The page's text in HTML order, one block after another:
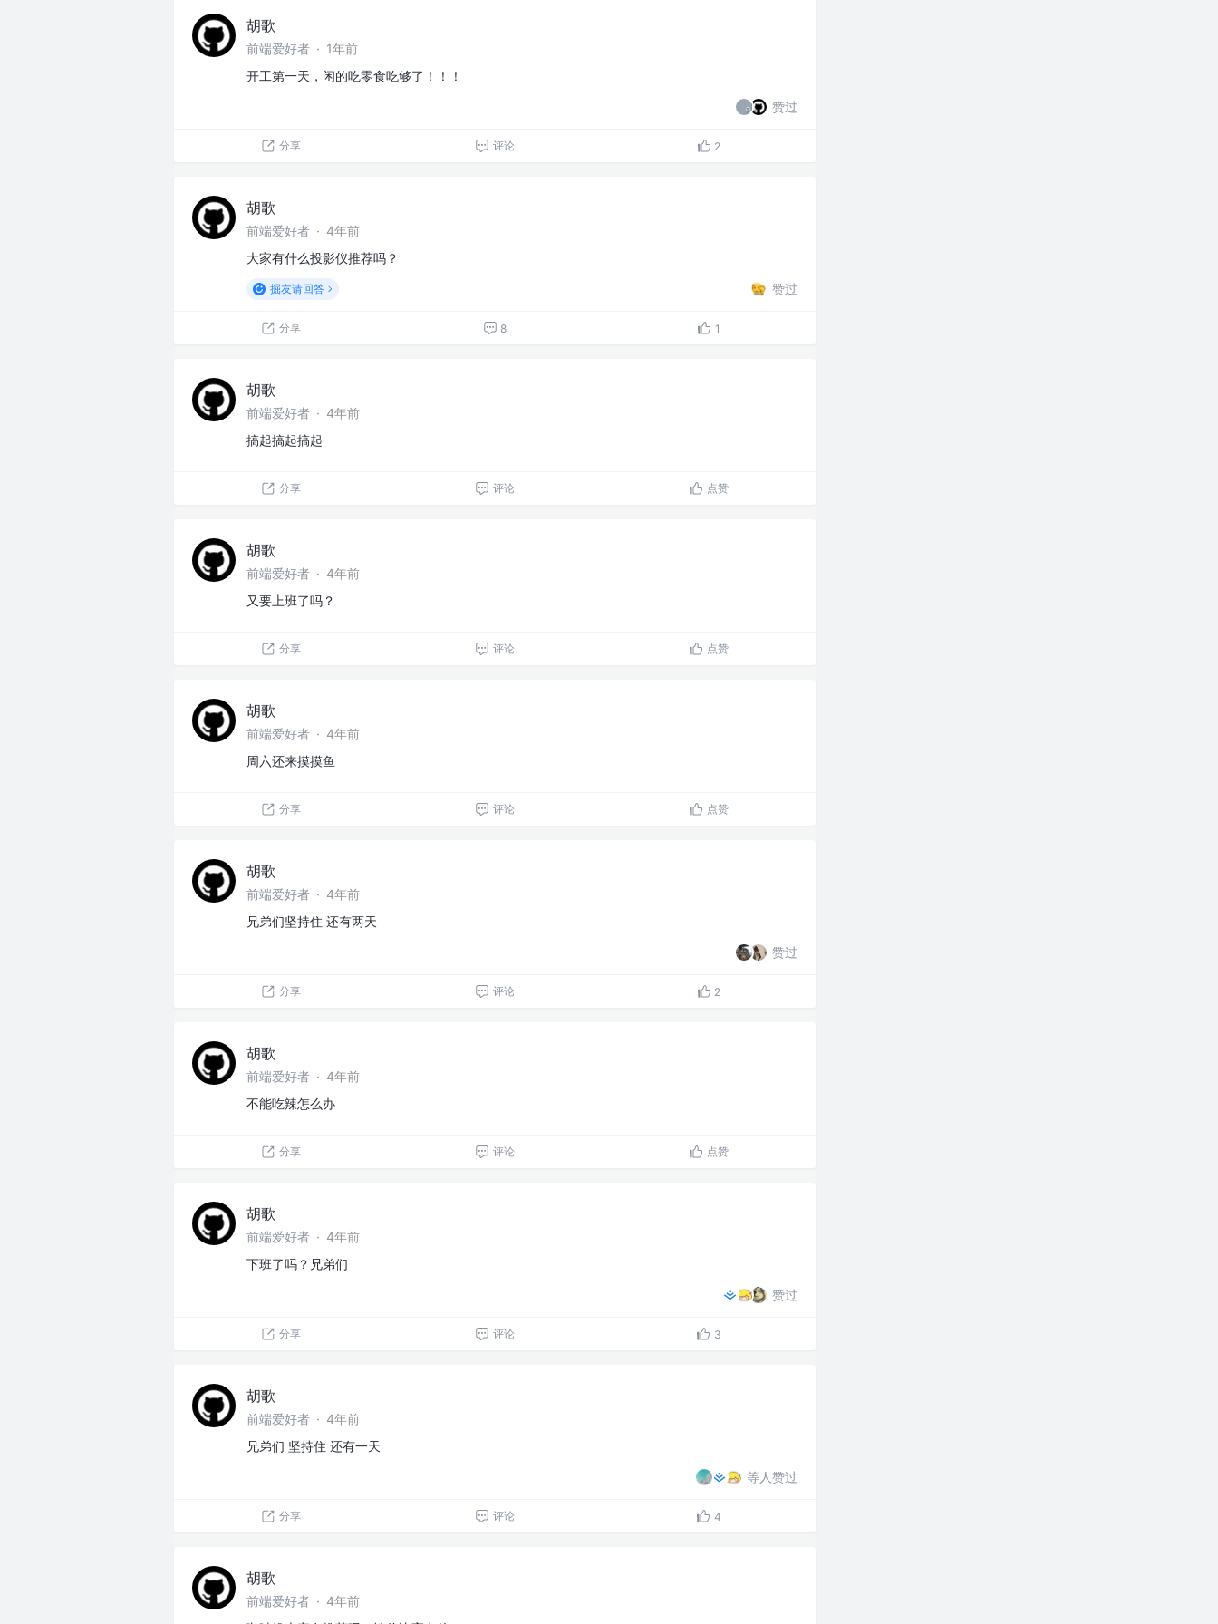
胡歌
前端爱好者 · 1年前
开工第一天，闲的吃零食吃够了！！！
赞过
分享 评论 2
胡歌
前端爱好者 · 4年前
大家有什么投影仪推荐吗？
掘友请回答 赞过
分享 8 1
胡歌
前端爱好者 · 4年前
搞起搞起搞起
分享 评论 点赞
胡歌
前端爱好者 · 4年前
又要上班了吗？
分享 评论 点赞
胡歌
前端爱好者 · 4年前
周六还来摸摸鱼
分享 评论 点赞
胡歌
前端爱好者 · 4年前
兄弟们坚持住 还有两天
赞过
分享 评论 2
胡歌
前端爱好者 · 4年前
不能吃辣怎么办
分享 评论 点赞
胡歌
前端爱好者 · 4年前
下班了吗？兄弟们
赞过
分享 评论 3
胡歌
前端爱好者 · 4年前
兄弟们 坚持住 还有一天
等人赞过
分享 评论 4
胡歌
前端爱好者 · 4年前